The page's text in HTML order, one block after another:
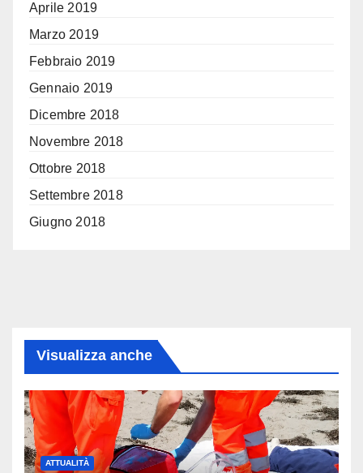
Aprile 2019
Marzo 2019
Febbraio 2019
Gennaio 2019
Dicembre 2018
Novembre 2018
Ottobre 2018
Settembre 2018
Giugno 2018
Visualizza anche
ATTUALITÀ